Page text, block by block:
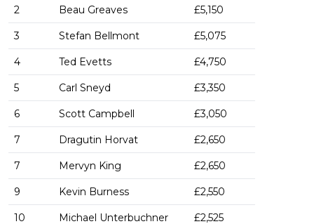
2 Beau Greaves £5,150
3 Stefan Bellmont £5,075
4 Ted Evetts £4,750
5 Carl Sneyd £3,350
6 Scott Campbell £3,050
7 Dragutin Horvat £2,650
7 Mervyn King £2,650
9 Kevin Burness £2,550
10 Michael Unterbuchner £2,525